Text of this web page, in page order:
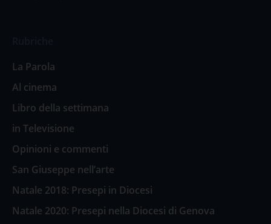
La Parola
Al cinema
Libro della settimana
in Televisione
Opinioni e commenti
San Giuseppe nell’arte
Natale 2018: Presepi in Diocesi
Natale 2020: Presepi nella Diocesi di Genova